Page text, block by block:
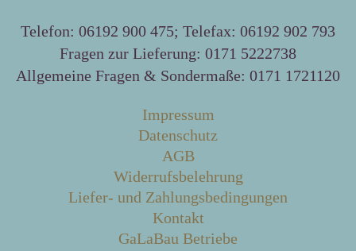
Telefon: 06192 900 475; Telefax: 06192 902 793
Fragen zur Lieferung: 0171 5222738
Allgemeine Fragen & Sondermaße: 0171 1721120
Impressum
Datenschutz
AGB
Widerrufsbelehrung
Liefer- und Zahlungsbedingungen
Kontakt
GaLaBau Betriebe